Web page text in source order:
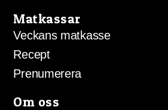
Matkassar
Veckans matkasse
Recept
Prenumerera
Om oss